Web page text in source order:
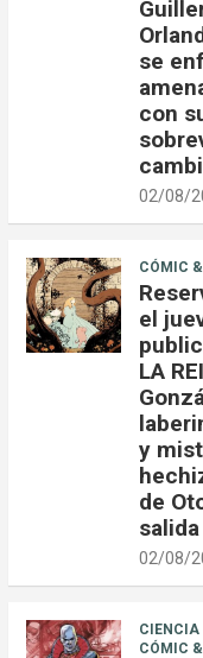
se
con
02/08/
CÓMIC
el
LA
y
de
salida
02/08/
CIENCIA
CÓMIC